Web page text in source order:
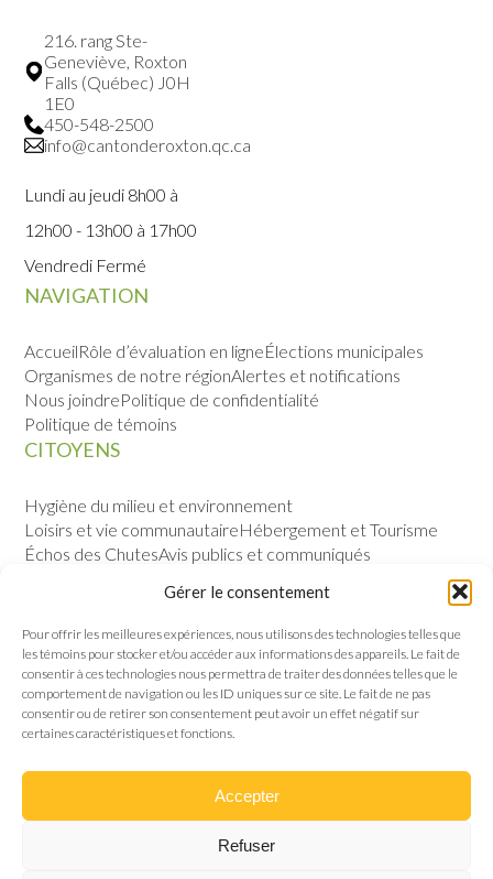
Gérer le consentement
Pour offrir les meilleures expériences, nous utilisons des technologies telles que
les témoins pour stocker et/ou accéder aux informations des appareils. Le fait de
consentir à ces technologies nous permettra de traiter des données telles que le
comportement de navigation ou les ID uniques sur ce site. Le fait de ne pas
consentir ou de retirer son consentement peut avoir un effet négatif sur
certaines caractéristiques et fonctions.
Accepter
Refuser
NAVIGATION
AccueilRôle d’évaluation en ligneÉlections municipales
Organismes de notre régionAlertes et notifications
Nous joindrePolitique de confidentialité
Politique de témoins
CITOYENS
Hygiène du milieu et environnement
Loisirs et vie communautaireHébergement et Tourisme
Échos des ChutesAvis publics et communiqués
Notre histoirePermis et règlements
Politique de gestion contractuelleConseil municipal
216. rang Ste-
Geneviève, Roxton
Falls (Québec) J0H
1E0
450-548-2500
info@cantonderoxton.qc.ca
Lundi au jeudi 8h00 à
12h00 - 13h00 à 17h00
Vendredi Fermé